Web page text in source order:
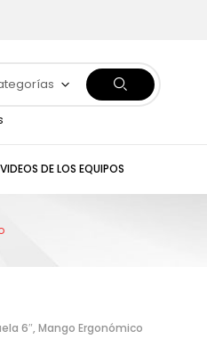
VIDEOS DE LOS EQUIPOS
6″, Mango Ergonómico